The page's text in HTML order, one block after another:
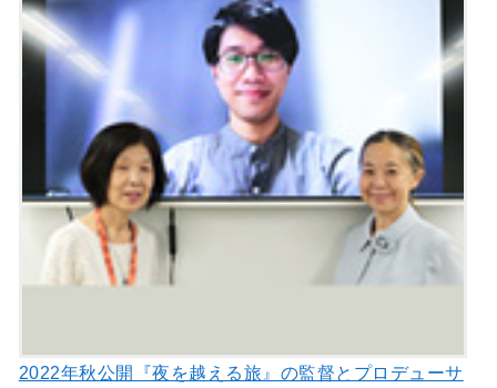
2022年秋公開『夜を越える旅』の監督とプロデューサ